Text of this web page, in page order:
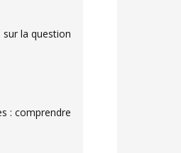
sur la question
: comprendre